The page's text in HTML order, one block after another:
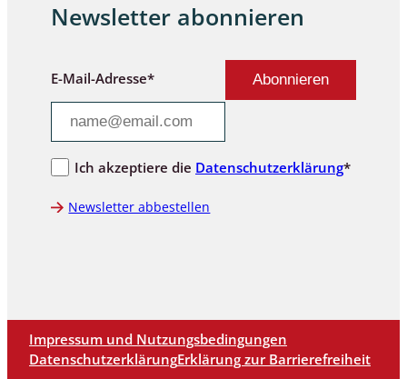
Newsletter abonnieren
E-Mail-Adresse*
Ich akzeptiere die Datenschutzerklärung*
Newsletter abbestellen
Impressum und Nutzungsbedingungen
DatenschutzerklärungErklärung zur Barrierefreiheit